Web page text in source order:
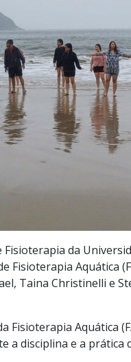
da
Fisioterapia Aquática
Taina Christinelli e
Fisioterapia
a disciplina e a